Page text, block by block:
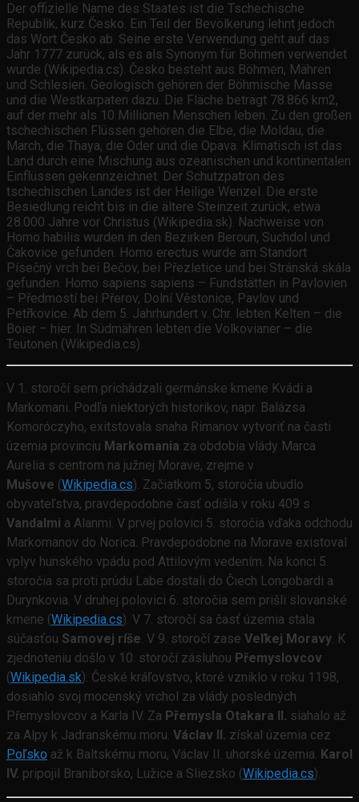
Der offizielle Name des Staates ist die Tschechische
Republik, kurz Česko. Ein Teil der Bevölkerung lehnt jedoch
das Wort Česko ab. Seine erste Verwendung geht auf das
Jahr 1777 zurück, als es als Synonym für Böhmen verwendet
wurde (Wikipedia.cs). Česko besteht aus Böhmen, Mähren
und Schlesien. Geologisch gehören der Böhmische Masse
und die Westkarpaten dazu. Die Fläche beträgt 78.866 km2,
auf der mehr als 10 Millionen Menschen leben. Zu den großen
tschechischen Flüssen gehören die Elbe, die Moldau, die
March, die Thaya, die Oder und die Opava. Klimatisch ist das
Land durch eine Mischung aus ozeanischen und kontinentalen
Einflüssen gekennzeichnet. Der Schutzpatron des
tschechischen Landes ist der Heilige Wenzel. Die erste
Besiedlung reicht bis in die ältere Steinzeit zurück, etwa
28.000 Jahre vor Christus (Wikipedia.sk). Nachweise von
Homo habilis wurden in den Bezirken Beroun, Suchdol und
Čakovice gefunden. Homo erectus wurde am Standort
Písečný vrch bei Bečov, bei Přezletice und bei Stránská skála
gefunden. Homo sapiens sapiens – Fundstätten in Pavlovien
– Předmostí bei Přerov, Dolní Věstonice, Pavlov und
Petřkovice. Ab dem 5. Jahrhundert v. Chr. lebten Kelten – die
Boier – hier. In Südmähren lebten die Volkovianer – die
Teutonen (Wikipedia.cs).
V 1. storočí sem prichádzali germánske kmene Kvádi a
Markomani. Podľa niektorých historikov, napr. Balázsa
Komoróczyho, exitstovala snaha Rimanov vytvoriť na časti
územia provinciu Markomania za obdobia vlády Marca
Aurelia s centrom na južnej Morave, zrejme v
Mušove (Wikipedia.cs). Začiatkom 5, storočia ubudlo
obyvateľstva, pravdepodobne časť odišla v roku 409 s
Vandalmi a Alanmi. V prvej polovici 5. storočia vďaka odchodu
Markomanov do Norica. Pravdepodobne na Morave existoval
vplyv hunského vpádu pod Attilovým vedením. Na konci 5.
storočia sa proti prúdu Labe dostali do Čiech Longobardi a
Durynkovia. V druhej polovici 6. storočia sem prišli slovanské
kmene (Wikipedia.cs). V 7. storočí sa časť územia stala
súčasťou Samovej ríše. V 9. storočí zase Veľkej Moravy. K
zjednoteniu došlo v 10. storočí zásluhou Přemyslovcov
(Wikipedia.sk). České kráľovstvo, ktoré vzniklo v roku 1198,
dosiahlo svoj mocenský vrchol za vlády posledných
Přemyslovcov a Karla IV. Za Přemysla Otakara II. siahalo až
za Alpy k Jadranskému moru. Václav II. získal územia cez
Poľsko až k Baltskému moru, Václav II. uhorské územia. Karol
IV. pripojil Braniborsko, Lužice a Sliezsko (Wikipedia.cs).